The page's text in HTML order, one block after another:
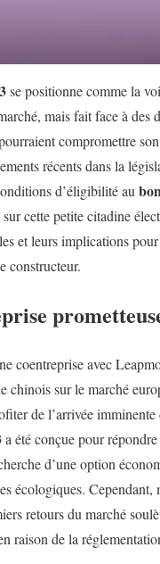
se positionne comme la
mais fait face à des
compromettre
récents dans la
d’éligibilité au
cette petite citadine
et leurs implications
constructeur.
coentreprise avec
chinois sur le marché
de l’arrivée imminente
a été conçue pour
d’une option
écologiques.
retours du marché
raison de la